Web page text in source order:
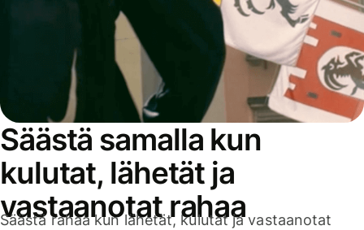
Säästä samalla kun
kulutat, lähetät ja
vastaanotat rahaa
Säästä rahaa kun lähetät, kulutat ja vastaanotat